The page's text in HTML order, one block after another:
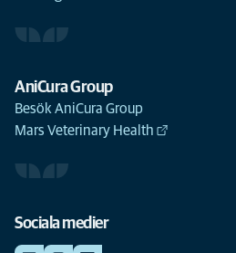
AniCura Group
Besök AniCura Group
Mars Veterinary Health
Sociala medier